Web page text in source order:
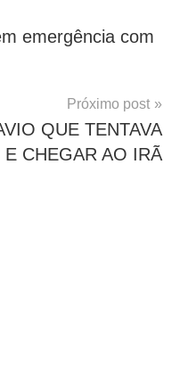
emergência com
Próximo post
QUE TENTAVA
CHEGAR AO IRÃ